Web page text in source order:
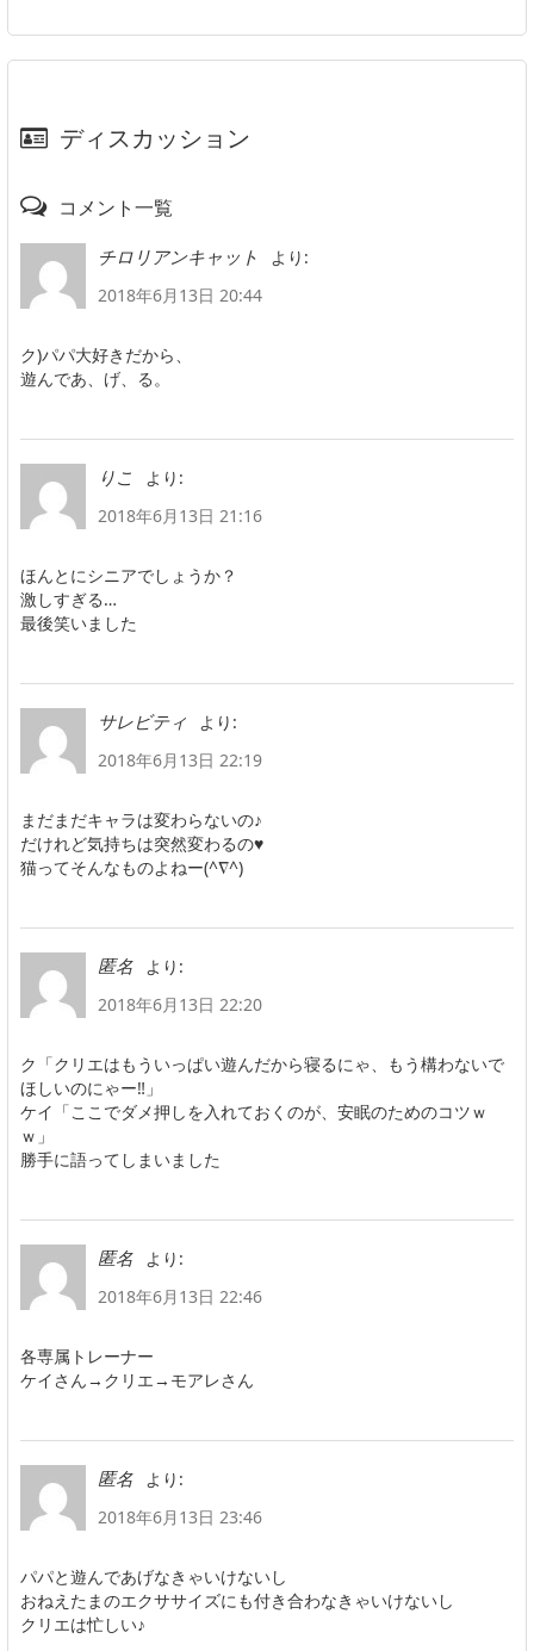
ディスカッション
コメント一覧
チロリアンキャット
より:
2018年6月13日 20:44
ク)パパ大好きだから、
遊んであ、げ、る。
りこ
より:
2018年6月13日 21:16
ほんとにシニアでしょうか？
激しすぎる…
最後笑いました
サレビティ
より:
2018年6月13日 22:19
まだまだキャラは変わらないの♪
だけれど気持ちは突然変わるの♥
猫ってそんなものよねー(^∇^)
匿名
より:
2018年6月13日 22:20
ク「クリエはもういっぱい遊んだから寝るにゃ、もう構わないで
ほしいのにゃー‼」
ケイ「ここでダメ押しを入れておくのが、安眠のためのコツｗ
ｗ」
勝手に語ってしまいました
匿名
より:
2018年6月13日 22:46
各専属トレーナー
ケイさん→クリエ→モアレさん
匿名
より:
2018年6月13日 23:46
パパと遊んであげなきゃいけないし
おねえたまのエクササイズにも付き合わなきゃいけないし
クリエは忙しい♪